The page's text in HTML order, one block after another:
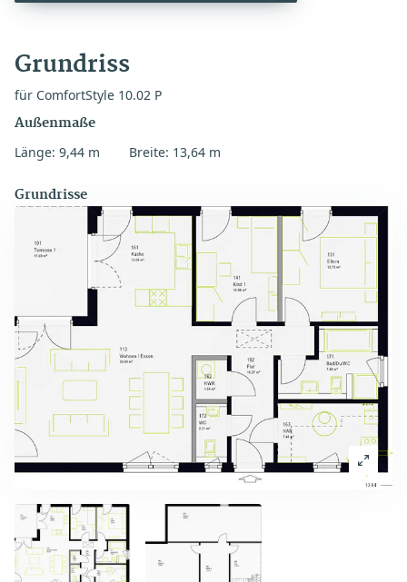
Grundriss
für ComfortStyle 10.02 P
Außenmaße
Länge: 9,44 m Breite: 13,64 m
Grundrisse